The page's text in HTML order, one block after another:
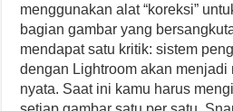
menggunakan alat “koreksi”
bagian gambar yang
mendapat satu kritik: sistem
dengan Lightroom akan menjadi
nyata. Saat ini kamu harus